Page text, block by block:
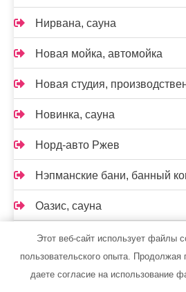
Нирвана, сауна
Новая мойка, автомойка
Новая студия,
Новинка, сауна
Норд-авто Ржев
Нэпманские бани, банный
Оазис, сауна
Оазис+, сауна
Этот веб-сайт использует файлы
пользовательского опыта. Продолжая
даете согласие на использование